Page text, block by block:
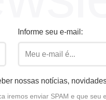
Informe seu e-mail:
nossas notícias,
iremos enviar SPAM e que seu